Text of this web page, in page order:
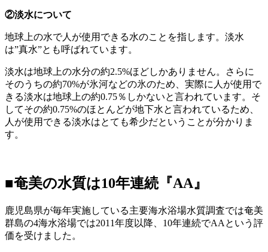
②淡水について
地球上の水で人が使用できる水のことを指します。淡水
は”真水”とも呼ばれています。
淡水は地球上の水分の約2.5%ほどしかありません。さらに
そのうちの約70%が氷河などの氷のため、実際に人が使用で
きる淡水は地球上の約0.75％しかないと言われています。そ
してその約0.75%のほとんどが地下水と言われているため、
人が使用できる淡水はとても希少だということが分かりま
す。
■奄美の水質は10年連続『AA』
鹿児島県が毎年実施している主要海水浴場水質調査では奄美
群島の4海水浴場では2011年度以降、10年連続でAAという評
価を受けました。